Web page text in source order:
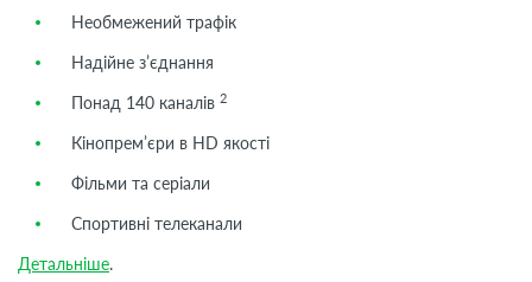
Необмежений трафік
Надійне з’єднання
Понад 140 каналів 2
Кінопрем’єри в HD якості
Фільми та серіали
Спортивні телеканали
Детальніше.